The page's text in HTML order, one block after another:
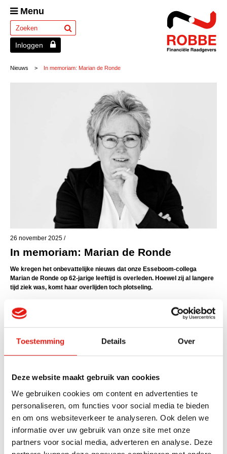
Toestemming Details Over
Deze website maakt gebruik van cookies
We gebruiken cookies om content en advertenties te
personaliseren, om functies voor social media te bieden
en om ons websiteverkeer te analyseren. Ook delen we
informatie over uw gebruik van onze site met onze
partners voor social media, adverteren en analyse. Deze
Menu
Inloggen
Nieuws > In memoriam: Marian de Ronde
26 november 2025 /
In memoriam: Marian de Ronde
We kregen het onbevattelijke nieuws dat onze Esseboom-collega
Marian de Ronde op 62-jarige leeftijd is overleden. Hoewel zij al langere
tijd ziek was, komt haar overlijden toch plotseling.
Marian werkte sinds 2019 bij Esseboom als relatiebeheerder
schadeverzekeringen. Ze voerde tal van werkzaamheden uit, van het
meestal al vervelend genoeg is, vond ze het fijn dat ze hen hierin bij kon
te kunnen verwelkomen bij team Robbe, maar helaas mocht het niet zo
schoondochter Esther en kleinkinderen Anna en Roos.
Meer weten over dit onderwerp? NEEM CONTACT OP >
Deel dit artikel